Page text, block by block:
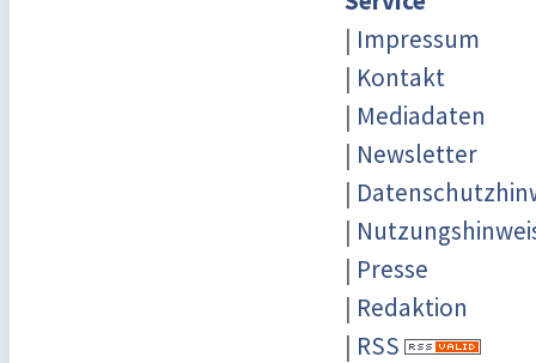
| Impressum
| Kontakt
| Mediadaten
| Newsletter
|
|
| Presse
| Redaktion
| RSS